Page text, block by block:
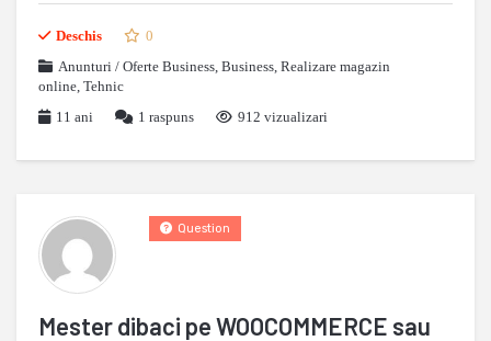
Deschis
0
Anunturi / Oferte Business, Business, Realizare magazin
online, Tehnic
11 ani
1 raspuns 912 vizualizari
Mester dibaci pe WOOCOMMERCE sau
Question